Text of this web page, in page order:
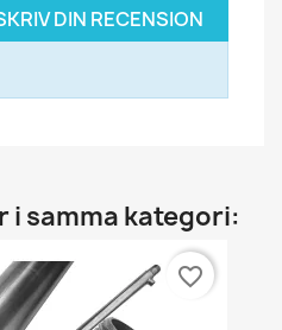
DIN RECENSION
i samma kategori:
favorite_border